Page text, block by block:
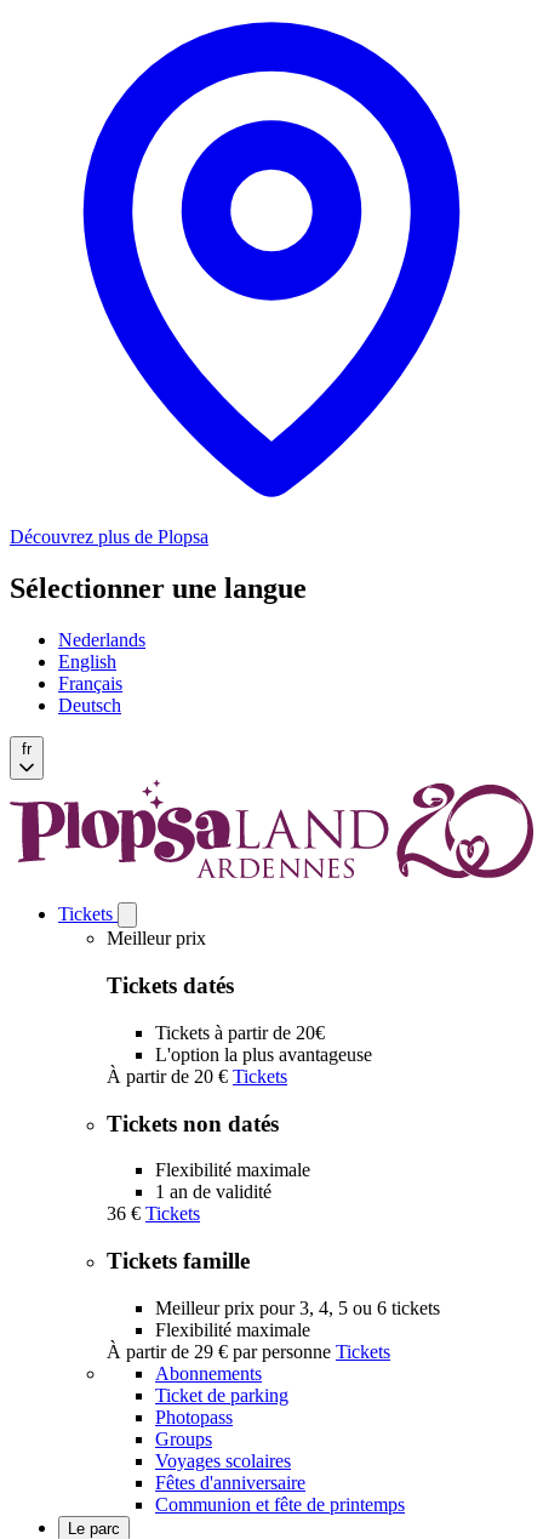
Découvrez plus de Plopsa
Sélectionner une langue
Nederlands
English
Français
Deutsch
fr
Tickets
Tickets
submenu
Meilleur prix
Tickets datés
Tickets à partir de 20€
L'option la plus avantageuse
À partir de 20 € Tickets
Tickets non datés
Flexibilité maximale
1 an de validité
36 € Tickets
Tickets famille
Meilleur prix pour 3, 4, 5 ou 6 tickets
Flexibilité maximale
À partir de 29 € par personne Tickets
Abonnements
Ticket de parking
Photopass
Groups
Voyages scolaires
Fêtes d'anniversaire
Communion et fête de printemps
Le parc